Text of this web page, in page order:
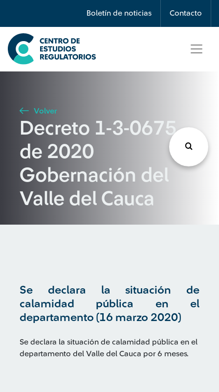
Boletín de noticias Contacto
Búsqueda
Seleccione país
Buscar
Volver
Decreto 1-3-0675
de 2020
Gobernación del
Valle del Cauca
Se declara la situación de
calamidad pública en el
departamento (16 marzo 2020)
Se declara la situación de calamidad pública en el
departamento del Valle del Cauca por 6 meses.